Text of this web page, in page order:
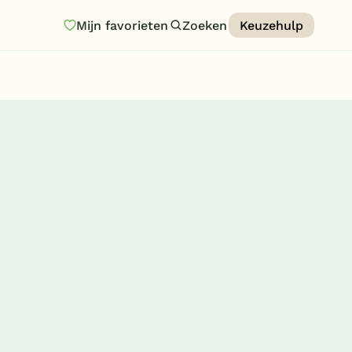
Mijn favorieten Zoeken Keuzehulp